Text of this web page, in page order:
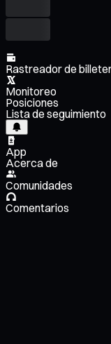
Rastreador de
Monitoreo
Posiciones
Lista de seguimiento
App
Acerca de
Comunidades
Comentarios